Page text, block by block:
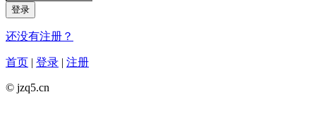
登录
还没有注册？
首页 | 登录 | 注册
© jzq5.cn